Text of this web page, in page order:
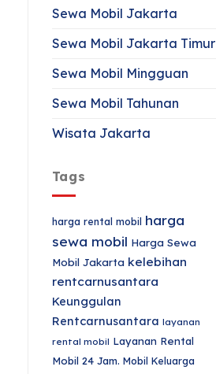
Sewa Mobil Jakarta
Sewa Mobil Jakarta Timur
Sewa Mobil Mingguan
Sewa Mobil Tahunan
Wisata Jakarta
Tags
harga rental mobil harga
sewa mobil Harga Sewa
Mobil Jakarta kelebihan
rentcarnusantara
Keunggulan
Rentcarnusantara layanan
rental mobil Layanan Rental
Mobil 24 Jam. Mobil Keluarga